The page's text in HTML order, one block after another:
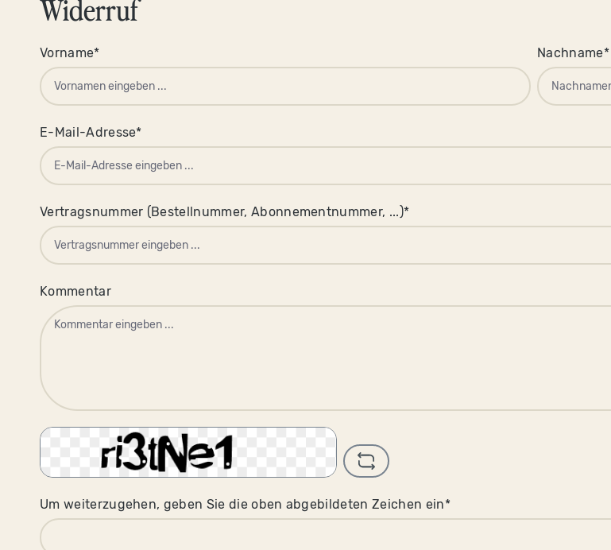
Widerruf
Vorname* Nachname*
E-Mail-Adresse*
Vertragsnummer (Bestellnummer, Abonnementnummer, ...)*
Kommentar
Um weiterzugehen, geben Sie die oben abgebildeten Zeichen ein*